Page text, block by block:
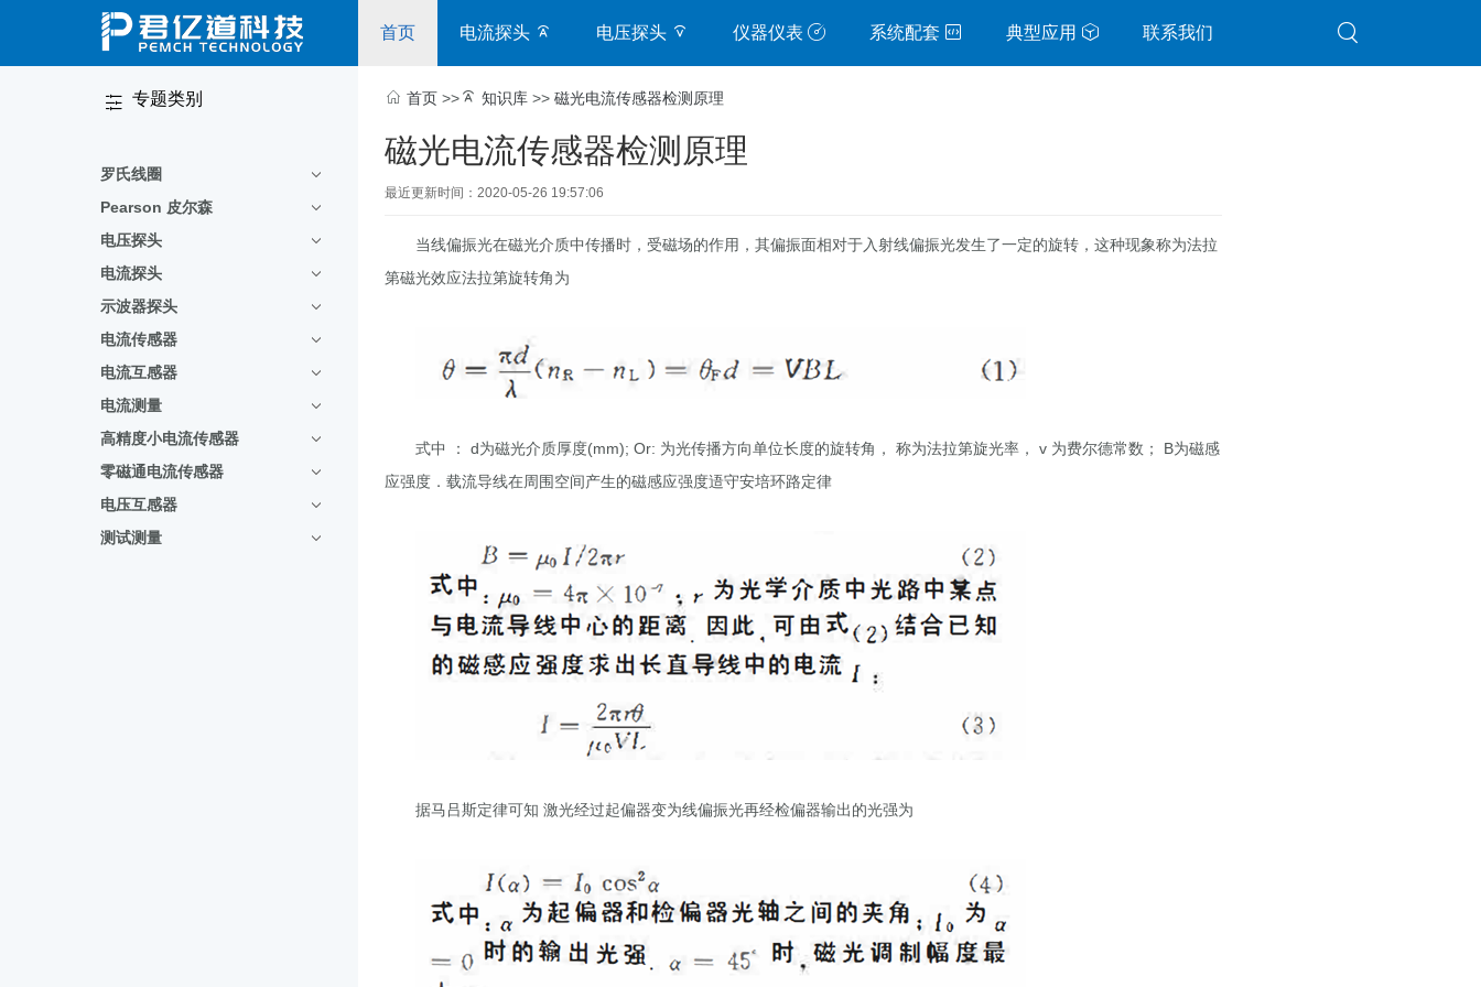
首页 电流探头 电压探头 仪器仪表 系统配套 典型应用 联系我们
专题类别
罗氏线圈
Pearson 皮尔森
电压探头
电流探头
示波器探头
电流传感器
电流互感器
电流测量
高精度小电流传感器
零磁通电流传感器
电压互感器
测试测量
首页 >> 知识库 >> 磁光电流传感器检测原理
磁光电流传感器检测原理
最近更新时间：2020-05-26 19:57:06
当线偏振光在磁光介质中传播时，受磁场的作用，其偏振面相对于入射线偏振光发生了一定的旋转，这种现象称为法拉
第磁光效应法拉第旋转角为
式中 ： d为磁光介质厚度(mm); Or: 为光传播方向单位长度的旋转角， 称为法拉第旋光率， v 为费尔德常数； B为磁感
应强度．载流导线在周围空间产生的磁感应强度逜守安培环路定律
据马吕斯定律可知 激光经过起偏器变为线偏振光再经检偏器输出的光强为